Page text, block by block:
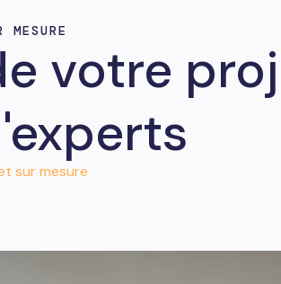
MESURE
votre
sur mesure